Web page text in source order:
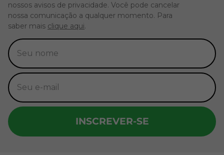
nossos avisos de privacidade. Você pode cancelar
nossa comunicação a qualquer momento. Para
saber mais clique aqui.
INSCREVER-SE